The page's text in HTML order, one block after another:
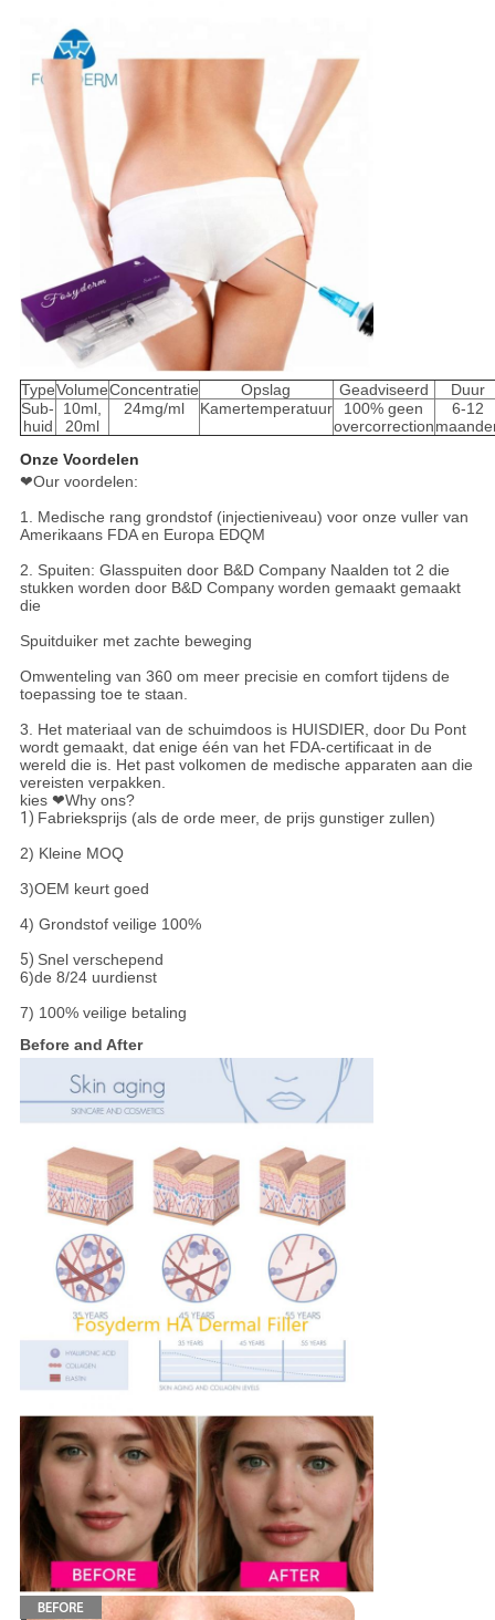
TypeVolumeConcentratie Opslag Geadviseerd
Duur
Sub-
huid
10ml,
20ml
24mg/ml Kamertemperatuur
100% geen
overcorrection
6-12
Onze Voordelen
❤Our voordelen:
1. Medische rang grondstof (injectieniveau) voor onze vuller van
Amerikaans FDA en Europa EDQM
2. Spuiten: Glasspuiten door B&D Company Naalden tot 2 die
stukken worden door B&D Company worden gemaakt gemaakt
die
Spuitduiker met zachte beweging
Omwenteling van 360 om meer precisie en comfort tijdens de
toepassing toe te staan.
3. Het materiaal van de schuimdoos is HUISDIER, door Du Pont
wordt gemaakt, dat enige één van het FDA-certificaat in de
wereld die is. Het past volkomen de medische apparaten aan die
vereisten verpakken.
kies ❤Why ons?
1) Fabrieksprijs (als de orde meer, de prijs gunstiger zullen)
2) Kleine MOQ
3)OEM keurt goed
4) Grondstof veilige 100%
5) Snel verschepend
6)de 8/24 uurdienst
7) 100% veilige betaling
Before and After